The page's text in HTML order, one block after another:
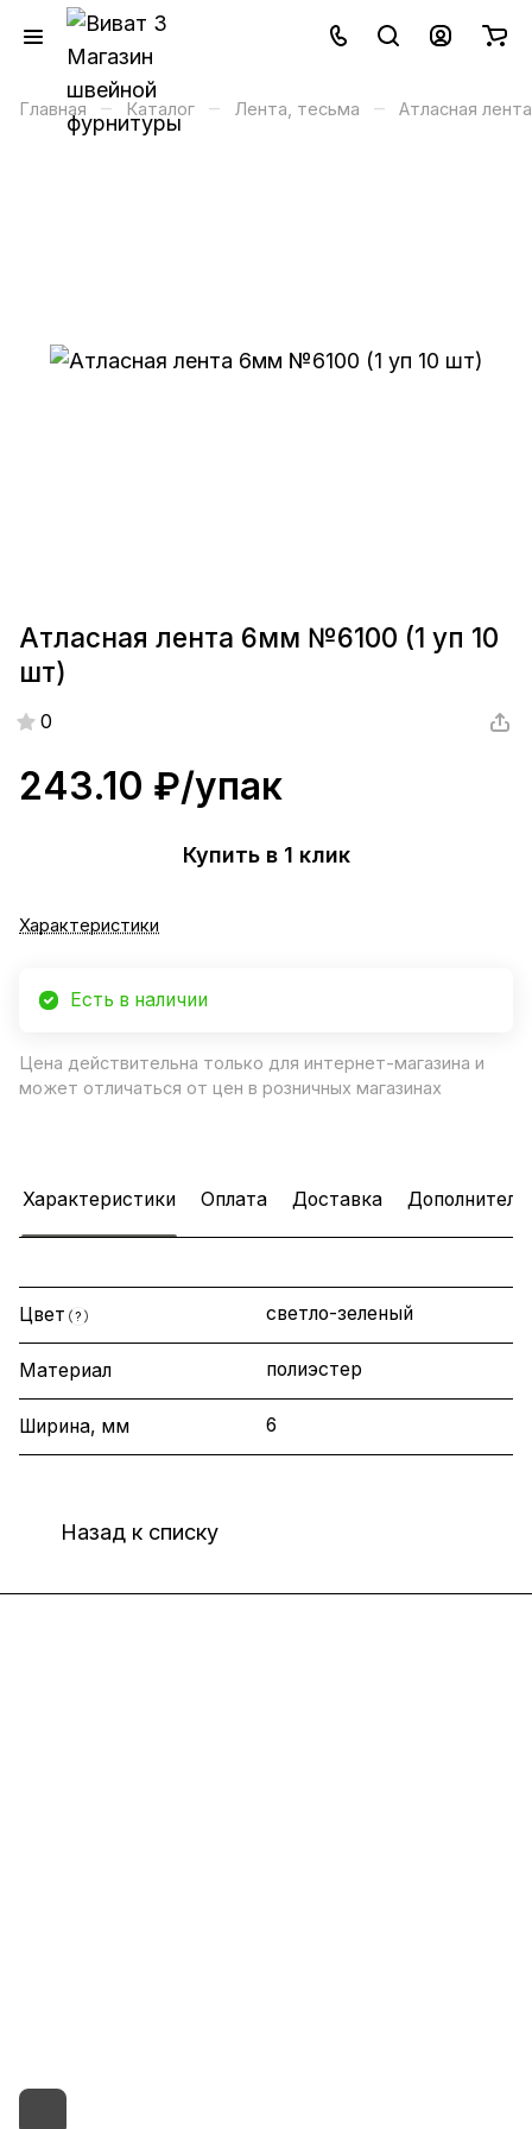
Главная – Каталог – Лента, тесьма – Атласная лента
Атласная лента 6мм №6100 (1 уп 10
шт)
0
243.10 ₽/упак
Купить в 1 клик
Характеристики
Есть в наличии
Цена действительна только для интернет-магазина и
может отличаться от цен в розничных магазинах
Характеристики Оплата Доставка
Цвет ? светло-зеленый
Материал полиэстер
Ширина, мм 6
Назад к списку